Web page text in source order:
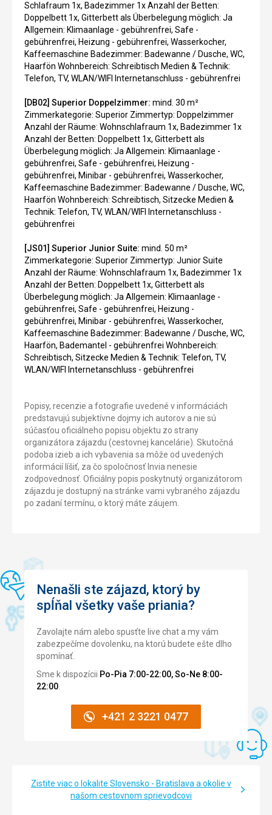
Schlafraum 1x, Badezimmer 1x Anzahl der Betten:
Doppelbett 1x, Gitterbett als Überbelegung möglich: Ja
Allgemein: Klimaanlage - gebührenfrei, Safe -
gebührenfrei, Heizung - gebührenfrei, Wasserkocher,
Kaffeemaschine Badezimmer: Badewanne / Dusche, WC,
Haarfön Wohnbereich: Schreibtisch Medien & Technik:
Telefon, TV, WLAN/WIFI Internetanschluss - gebührenfrei
[DB02] Superior Doppelzimmer: mind. 30 m²
Zimmerkategorie: Superior Zimmertyp: Doppelzimmer
Anzahl der Räume: Wohnschlafraum 1x, Badezimmer 1x
Anzahl der Betten: Doppelbett 1x, Gitterbett als
Überbelegung möglich: Ja Allgemein: Klimaanlage -
gebührenfrei, Safe - gebührenfrei, Heizung -
gebührenfrei, Minibar - gebührenfrei, Wasserkocher,
Kaffeemaschine Badezimmer: Badewanne / Dusche, WC,
Haarfön Wohnbereich: Schreibtisch, Sitzecke Medien &
Technik: Telefon, TV, WLAN/WIFI Internetanschluss -
gebührenfrei
[JS01] Superior Junior Suite: mind. 50 m²
Zimmerkategorie: Superior Zimmertyp: Junior Suite
Anzahl der Räume: Wohnschlafraum 1x, Badezimmer 1x
Anzahl der Betten: Doppelbett 1x, Gitterbett als
Überbelegung möglich: Ja Allgemein: Klimaanlage -
gebührenfrei, Safe - gebührenfrei, Heizung -
gebührenfrei, Minibar - gebührenfrei, Wasserkocher,
Kaffeemaschine Badezimmer: Badewanne / Dusche, WC,
Haarfön, Bademantel - gebührenfrei Wohnbereich:
Schreibtisch, Sitzecke Medien & Technik: Telefon, TV,
WLAN/WIFI Internetanschluss - gebührenfrei
Popisy, recenzie a fotografie uvedené v informáciách
predstavujú subjektívne dojmy ich autorov a nie sú
súčasťou oficiálneho popisu objektu zo strany
organizátora zájazdu (cestovnej kancelárie). Skutočná
podoba izieb a ich vybavenia sa môže od uvedených
informácií líšiť, za čo spoločnosť Invia nenesie
zodpovednosť. Oficiálny popis poskytnutý organizátorom
zájazdu je dostupný na stránke vami vybraného zájazdu
po zadaní termínu, o ktorý máte záujem.
Nenašli ste zájazd, ktorý by
spĺňal všetky vaše priania?
Zavolajte nám alebo spusťte live chat a my vám
zabezpečíme dovolenku, na ktorú budete ešte dlho
spomínať.
Sme k dispozícii Po-Pia 7:00-22:00, So-Ne 8:00-
22:00
+421 2 3221 0477
Zistite viac o lokalite Slovensko - Bratislava a okolie v
našom cestovnom sprievodcovi